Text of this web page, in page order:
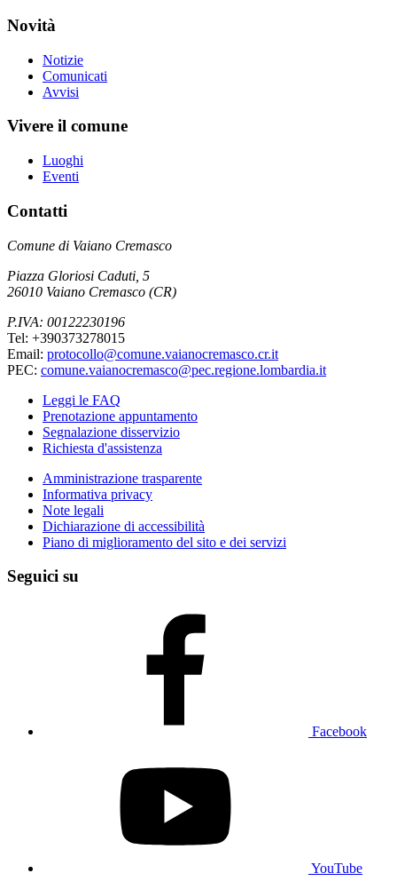
Novità
Notizie
Comunicati
Avvisi
Vivere il comune
Luoghi
Eventi
Contatti
Comune di Vaiano Cremasco
Piazza Gloriosi Caduti, 5
26010 Vaiano Cremasco (CR)
P.IVA: 00122230196
Tel: +390373278015
Email: protocollo@comune.vaianocremasco.cr.it
PEC: comune.vaianocremasco@pec.regione.lombardia.it
Leggi le FAQ
Prenotazione appuntamento
Segnalazione disservizio
Richiesta d'assistenza
Amministrazione trasparente
Informativa privacy
Note legali
Dichiarazione di accessibilità
Piano di miglioramento del sito e dei servizi
Seguici su
Facebook
YouTube